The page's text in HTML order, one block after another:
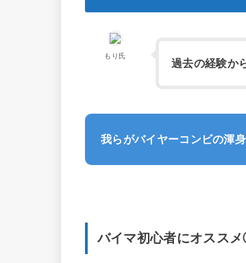
もり氏
過去の経験か
我らがバイヤーコンビの渾
バイマ初心者にオスス